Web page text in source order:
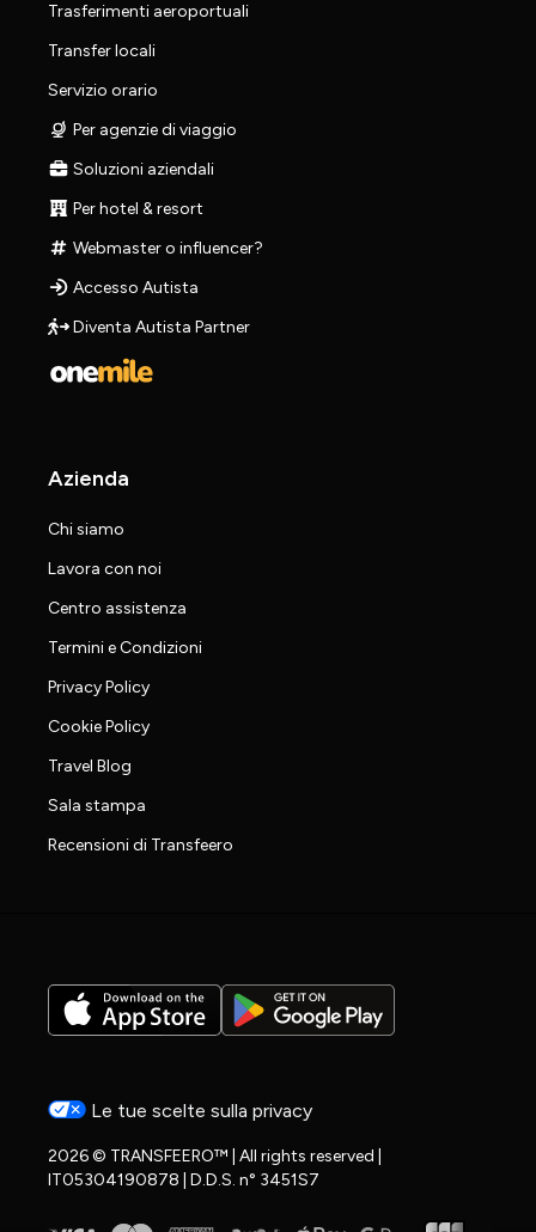
Trasferimenti aeroportuali
Transfer locali
Servizio orario
Per agenzie di viaggio
Soluzioni aziendali
Per hotel & resort
Webmaster o influencer?
Accesso Autista
Diventa Autista Partner
Azienda
Chi siamo
Lavora con noi
Centro assistenza
Termini e Condizioni
Privacy Policy
Cookie Policy
Travel Blog
Sala stampa
Recensioni di Transfeero
Le tue scelte sulla privacy
2026 © TRANSFEERO™ | All rights reserved |
IT05304190878 | D.D.S. n° 3451S7